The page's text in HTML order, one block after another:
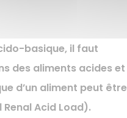
basique, il faut
des aliments acides et
d’un aliment peut être
Renal Acid Load).